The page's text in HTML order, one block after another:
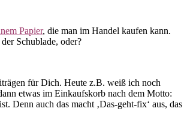
Papier, die man im Handel kaufen kann.
Schublade, oder?
für Dich. Heute z.B. weiß ich noch
etwas im Einkaufskorb nach dem Motto:
Denn auch das macht ‚Das-geht-fix‘ aus, das